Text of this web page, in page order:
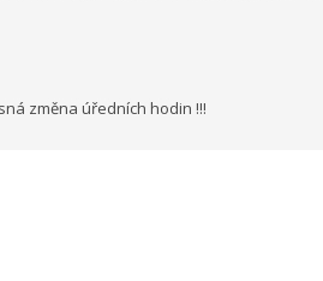
změna úředních hodin !!!